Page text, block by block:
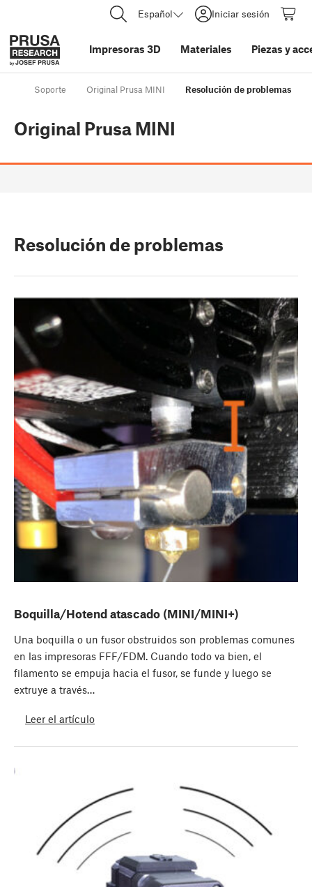
Español Iniciar sesión
Impresoras 3D Materiales Piezas y
Soporte Original Prusa MINI Resolución de problemas
Original Prusa MINI
Resolución de problemas
Boquilla/Hotend atascado (MINI/MINI+)
Una boquilla o un fusor obstruidos son problemas comunes
en las impresoras FFF/FDM. Cuando todo va bien, el
filamento se empuja hacia el fusor, se funde y luego se
extruye a través…
Leer el artículo